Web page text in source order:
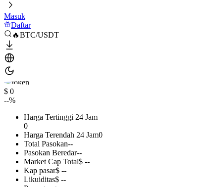
Masuk
Daftar
🔥BTC/USDT
$ 0
--%
Harga Tertinggi 24 Jam
0
Harga Terendah 24 Jam0
Total Pasokan--
Pasokan Beredar--
Market Cap Total$ --
Kap pasar$ --
Likuiditas$ --